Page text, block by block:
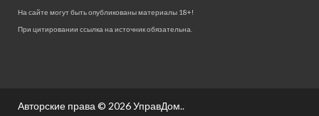
На сайте могут быть опубликованы материалы 18+!
При цитировании ссылка на источник обязательна.
Авторские права © 2026УправДом..